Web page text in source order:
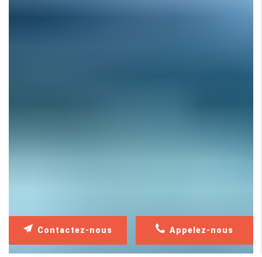
Appelez-nous
Contactez-nous